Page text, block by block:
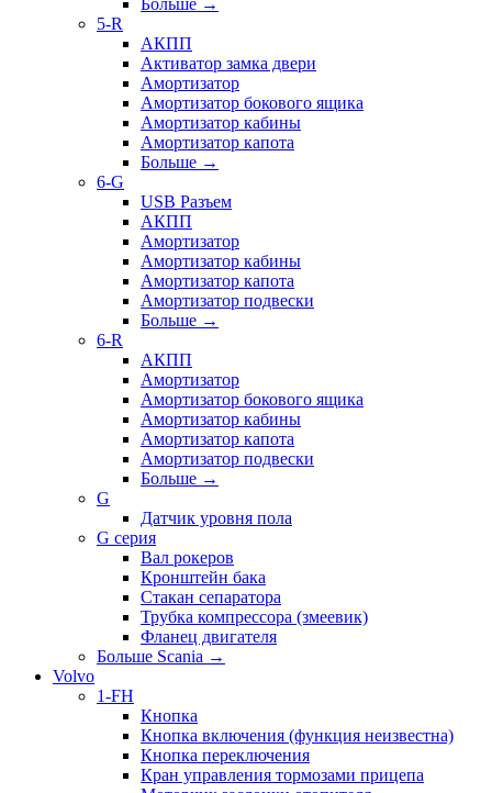
Больше →
5-R
АКПП
Активатор замка двери
Амортизатор
Амортизатор бокового ящика
Амортизатор кабины
Амортизатор капота
Больше →
6-G
USB Разъем
АКПП
Амортизатор
Амортизатор кабины
Амортизатор капота
Амортизатор подвески
Больше →
6-R
АКПП
Амортизатор
Амортизатор бокового ящика
Амортизатор кабины
Амортизатор капота
Амортизатор подвески
Больше →
G
Датчик уровня пола
G серия
Вал рокеров
Кронштейн бака
Стакан сепаратора
Трубка компрессора (змеевик)
Фланец двигателя
Больше Scania →
Volvo
1-FH
Кнопка
Кнопка включения (функция неизвестна)
Кнопка переключения
Кран управления тормозами прицепа